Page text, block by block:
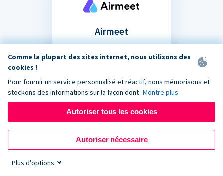
Airmeet
de don dans le chat de votre
collecte de fonds virtuel.
Comme la plupart des sites internet, nous utilisons des
cookies !
Pour fournir un service personnalisé et réactif, nous mémorisons et
stockons des informations sur la façon dont Montre plus
Autoriser tous les cookies
Autoriser nécessaire
Plus d'options